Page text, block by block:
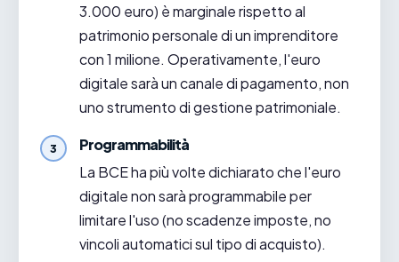
3.000 euro) è marginale rispetto al
patrimonio personale di un imprenditore
con 1 milione. Operativamente, l'euro
digitale sarà un canale di pagamento, non
uno strumento di gestione patrimoniale.
Programmabilità
La BCE ha più volte dichiarato che l'euro
digitale non sarà programmabile per
limitare l'uso (no scadenze imposte, no
vincoli automatici sul tipo di acquisto).